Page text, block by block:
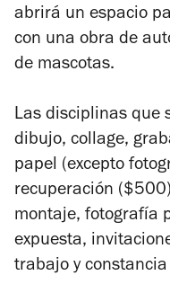
abrirá un espacio
con una obra de
de mascotas.
Las disciplinas que
dibujo, collage,
papel (excepto
recuperación
montaje, fotografía
expuesta,
trabajo y